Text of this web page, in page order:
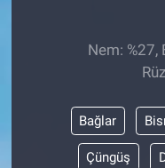
Nem: %27,
Bağlar
Çüngüş